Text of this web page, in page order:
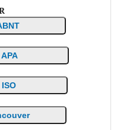
APA
ISO